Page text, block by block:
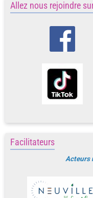
Allez nous rejoindre
Facilitateurs
Acteurs